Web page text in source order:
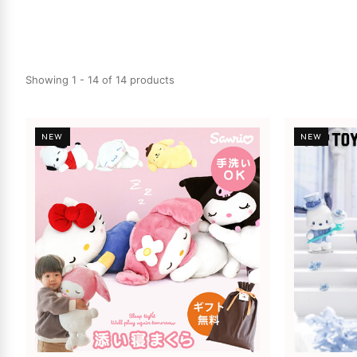
Showing 1 - 14 of 14 products
NEW NEW